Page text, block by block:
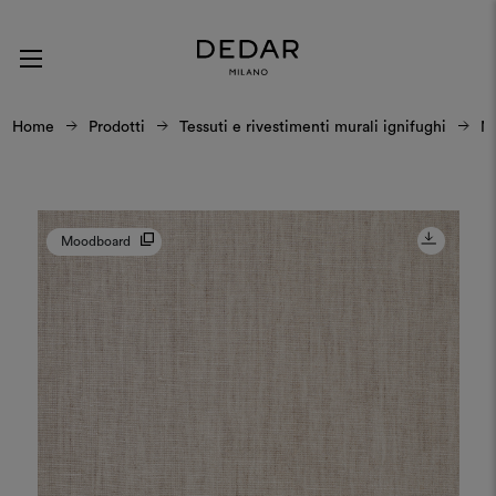
Home Prodotti Tessuti e rivestimenti murali ignifughi
Moodboard